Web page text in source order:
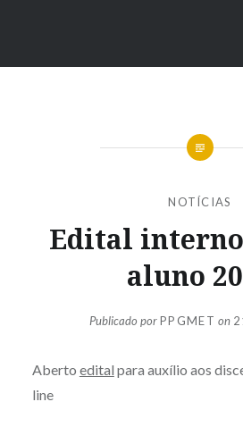
NOTÍCIAS
Edital
aluno
Publicado porPPGMET on
Aberto edital para auxílio aos
line